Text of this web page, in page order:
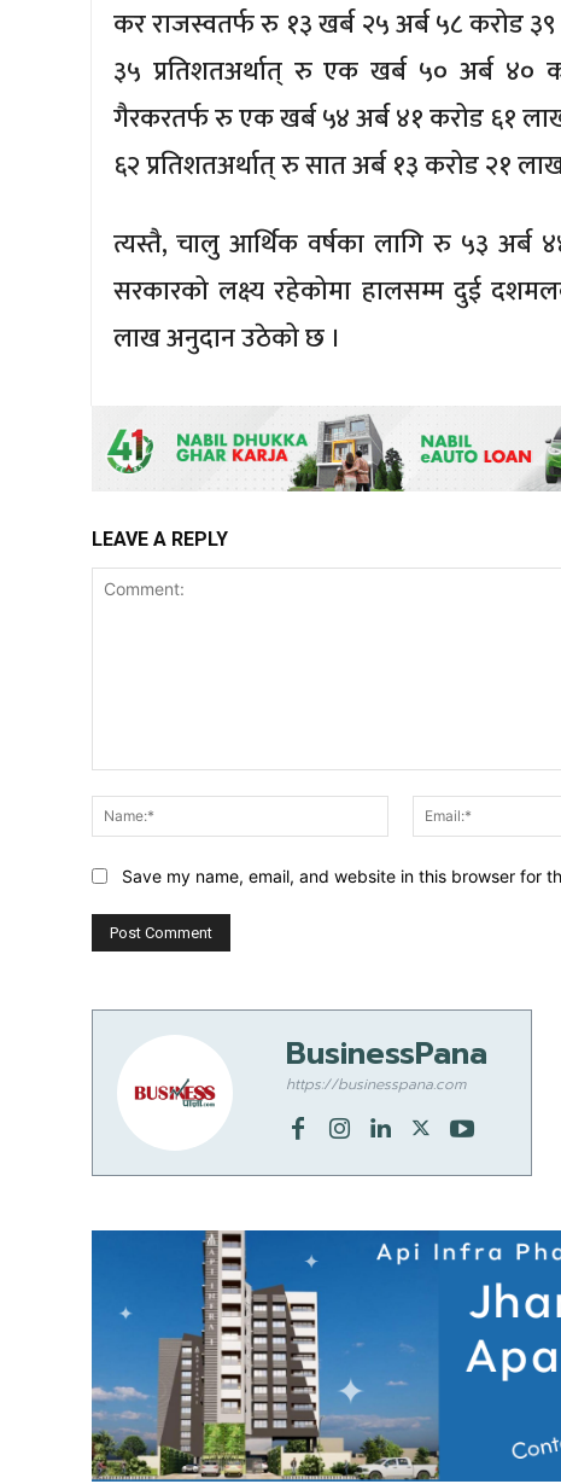
कर राजस्वतर्फ रु १३ खर्ब २५ अर्ब ५८ करोड
३५ प्रतिशतअर्थात् रु एक खर्ब ५० अर्ब
गैरकरतर्फ रु एक खर्ब ५४ अर्ब ४१ करोड ६१
६२ प्रतिशतअर्थात् रु सात अर्ब १३ करोड २१
त्यस्तै, चालु आर्थिक वर्षका लागि रु ५३
सरकारको लक्ष्य रहेकोमा हालसम्म दुई
लाख अनुदान उठेको छ ।
LEAVE A REPLY
Name:*
Save my name, email, and website in this browser for
BusinessPana
https://businesspana.com